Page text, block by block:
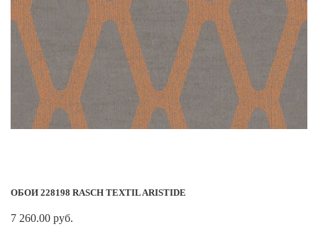
ОБОИ 228198 RASCH TEXTIL ARISTIDE
7 260.00 руб.